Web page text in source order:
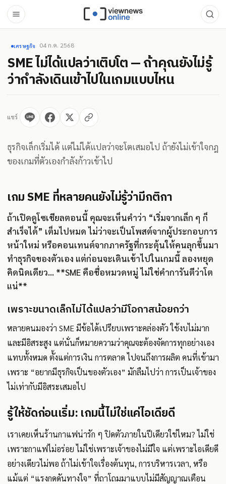
เศรษฐกิจ 04 ก.ค. 2568
SME ไม่ได้แปลว่าเติบโต — ถ้าคุณยังไม่รู้
ว่ากำลังเดินเข้าไปในเกมแบบไหน
แชร์
ธุรกิจเล็กเริ่มได้ แต่ไม่ได้แปลว่าจะโตเสมอไป ถ้ายังไม่เข้าใจกฎ
ของเกมที่ตัวเองกำลังก้าวเข้าไป
เกม SME ที่หลายคนยังไม่รู้ว่ามีกติกา
ถ้าเปิดดูโซเชียลตอนนี้ คุณจะเห็นคำว่า “เริ่มจากเล็ก ๆ ก็
สำเร็จได้” เต็มไปหมด ไม่ว่าจะเป็นโพสต์จากผู้ประกอบการ
หน้าใหม่ หรือคอนเทนต์จากภาครัฐที่กระตุ้นให้คนลุกขึ้นมา
ทำธุรกิจของตัวเอง แต่ก่อนจะเดินเข้าไปในเกมนี้ ลองหยุด
คิดนิดเดียว... **SME คือชื่อหมวดหมู่ ไม่ใช่คำการันตีว่าโต
แน่**
เพราะขนาดเล็กไม่ได้แปลว่ามีโอกาสน้อยกว่า
หลายคนมองว่า SME มีข้อได้เปรียบเพราะคล่องตัว ใช้งบไม่มาก
และมีอิสระสูง แต่นั่นก็หมายความว่าคุณจะต้องจัดการทุกอย่างเอง
แทบทั้งหมด ตั้งแต่การเงิน การตลาด ไปจนถึงการผลิต คนที่เข้ามา
เพราะ “อยากมีธุรกิจเป็นของตัวเอง” มักลืมไปว่า การเป็นเจ้าของ
ไม่เท่ากับมีอิสระเสมอไป
รู้ให้ชัดก่อนเริ่ม: เกมนี้ไม่ใช่แค่ไอเดียดี
เราเคยเห็นร้านกาแฟน่ารัก ๆ ปิดตัวภายในปีเดียวใช่ไหม? ไม่ใช่
เพราะกาแฟไม่อร่อย ไม่ใช่เพราะเจ้าของไม่มีใจ แต่เพราะไอเดียดี
อย่างเดียวไม่พอ ถ้าไม่เข้าใจเรื่องต้นทุน, การบริหารเวลา, หรือ
แม้แต่ “แรงกดดันทางใจ” ที่ถาโถมมาแบบไม่มีสัญญาณเตือน